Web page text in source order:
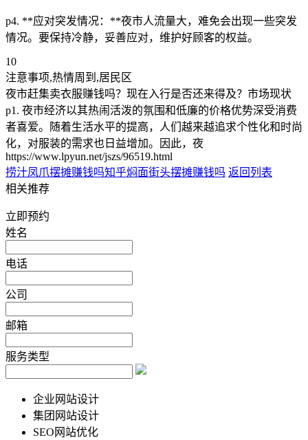
p4. **应对突发情况：**夜市人流量大，难免会出现一些突发
情况。要保持冷静，妥善应对，维护好顾客的权益。
10
注意事项,热情周到,居民区
夜市赶集卖衣服赚钱吗？现在入行是否还来得及？市场现状
p1. 夜市经济以其热闹活泼的氛围和低廉的价格优势深受消费
者喜爱。随着生活水平的提高，人们越来越追求个性化和时尚
化，对服装的需求也日益增加。因此，夜
https://www.lpyun.net/jszs/96519.html
捞汁凤爪摆摊赚钱吗知乎焖面街头摆摊赚钱吗 返回列表
相关推荐
立即预约
姓名
电话
公司
邮箱
服务类型
企业网站设计
集团网站设计
SEO网站优化